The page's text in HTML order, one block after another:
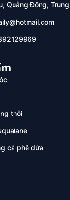
Quảng Đông,
thỏi
cà phê dừa